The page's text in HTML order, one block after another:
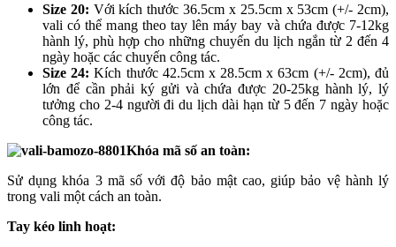
Size 20: Với kích thước 36.5cm x 25.5cm x 53cm (+/- 2cm),
vali có thể mang theo tay lên máy bay và chứa được 7-12kg
hành lý, phù hợp cho những chuyến du lịch ngắn từ 2 đến 4
ngày hoặc các chuyến công tác.
Size 24: Kích thước 42.5cm x 28.5cm x 63cm (+/- 2cm), đủ
lớn để cần phải ký gửi và chứa được 20-25kg hành lý, lý
tưởng cho 2-4 người đi du lịch dài hạn từ 5 đến 7 ngày hoặc
công tác.
Khóa mã số an toàn:
Sử dụng khóa 3 mã số với độ bảo mật cao, giúp bảo vệ hành lý
trong vali một cách an toàn.
Tay kéo linh hoạt: